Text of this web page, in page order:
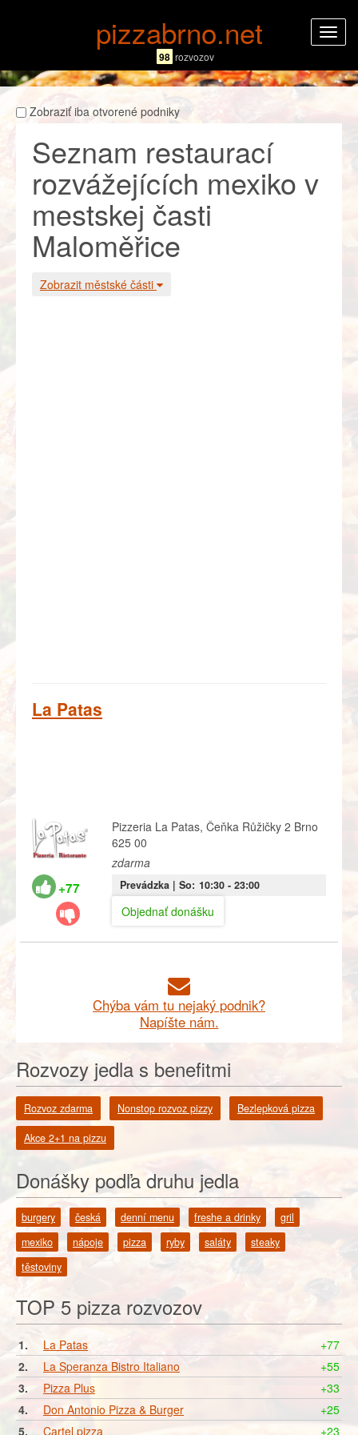
pizzabrno.net
98 rozvozov
Zobraziť iba otvorené podniky
Seznam restaurací
rozvážejících mexiko v
mestskej časti
Maloměřice
Zobrazit městské části
La Patas
+77
Pizzeria La Patas, Čeňka Růžičky 2 Brno
625 00
zdarma
Prevádzka | So: 10:30- 23:00
Objednať donášku
Chýba vám tu nejaký podnik?
Napíšte nám.
Rozvozy jedla s benefitmi
Rozvoz zdarma Nonstop rozvoz pizzy Bezlepková pizza
Akce 2+1 na pizzu
Donášky podľa druhu jedla
burgery česká denní menu freshe a drinky
gril
mexiko
nápoje pizza ryby saláty
steaky
těstoviny
TOP 5 pizza rozvozov
1. La Patas
+77
2.
La Speranza Bistro Italiano
+55
3.
Pizza Plus
+33
4.
Don Antonio Pizza & Burger
+25
5.
Cartel pizza +23